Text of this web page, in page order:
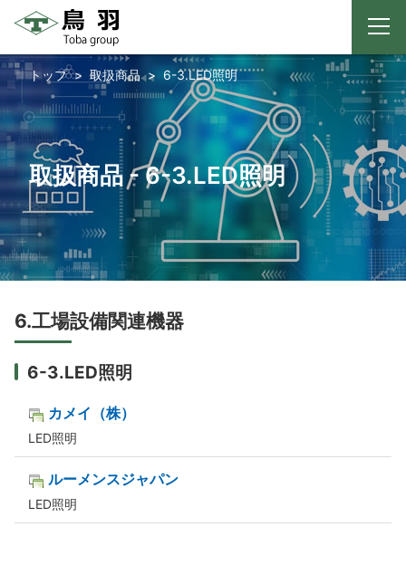
コ
ン
テ
ン
ツ
へ
キ
ッ
プ
ニ
ュ
ー
トップ 取扱商品 6-3.LED照明
取扱商品 - 6-3.LED照明
6.工場設備関連機器
6-3.LED照明
カメイ（株）
LED照明
ルーメンスジャパン
LED照明